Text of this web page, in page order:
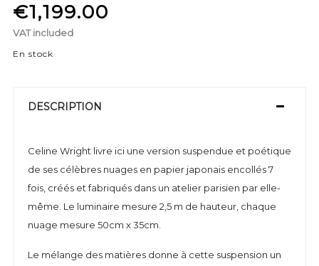
€1,199.00
VAT included
En stock
DESCRIPTION
Celine Wright livre ici une version suspendue et poétique
de ses célèbres nuages en papier japonais encollés 7
fois, créés et fabriqués dans un atelier parisien par elle-
même. Le luminaire mesure 2,5 m de hauteur, chaque
nuage mesure 50cm x 35cm.
Le mélange des matières donne à cette suspension un